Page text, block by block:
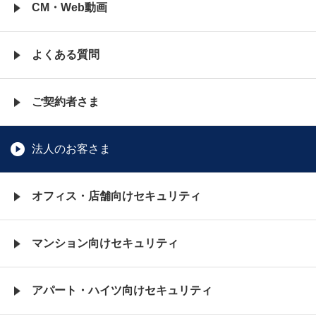
CM・Web動画
よくある質問
ご契約者さま
法人のお客さま
オフィス・店舗向けセキュリティ
マンション向けセキュリティ
アパート・ハイツ向けセキュリティ